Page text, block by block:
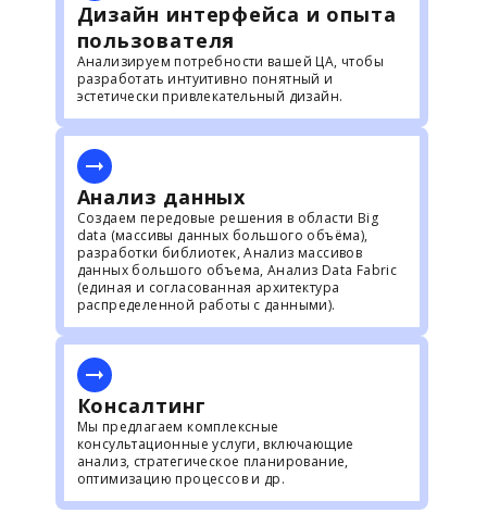
Дизайн интерфейса и опыта
пользователя
Анализируем потребности вашей ЦА, чтобы
разработать интуитивно понятный и
эстетически привлекательный дизайн.
Анализ данных
Создаем передовые решения в области Big
data (массивы данных большого объёма),
разработки библиотек, Анализ массивов
данных большого объема, Анализ Data Fabric
(единая и согласованная архитектура
распределенной работы с данными).
Консалтинг
Мы предлагаем комплексные
консультационные услуги, включающие
анализ, стратегическое планирование,
оптимизацию процессов и др.